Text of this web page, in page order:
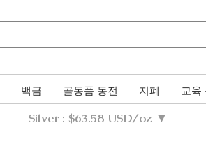
백금 골동품 동전 지폐 교육
Silver : $63.58 USD/oz ▼